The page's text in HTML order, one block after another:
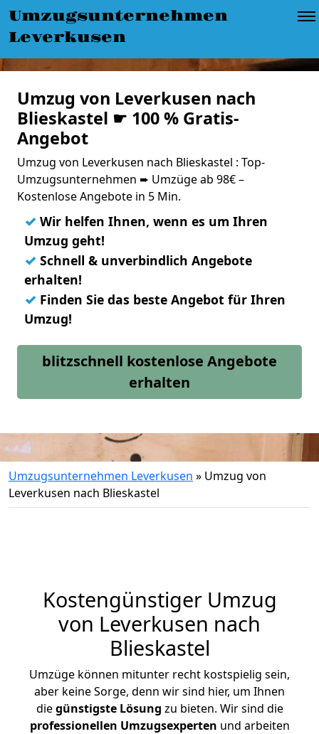
Umzugsunternehmen
Leverkusen
Umzug von Leverkusen nach
Blieskastel ☛ 100 % Gratis-
Angebot
Umzug von Leverkusen nach Blieskastel : Top-
Umzugsunternehmen ➨ Umzüge ab 98€ –
Kostenlose Angebote in 5 Min.
✓ Wir helfen Ihnen, wenn es um Ihren
Umzug geht!
✓ Schnell & unverbindlich Angebote
erhalten!
✓ Finden Sie das beste Angebot für Ihren
Umzug!
blitzschnell kostenlose Angebote
erhalten
Umzugsunternehmen Leverkusen » Umzug von
Leverkusen nach Blieskastel
Kostengünstiger Umzug
von Leverkusen nach
Blieskastel
Umzüge können mitunter recht kostspielig sein,
aber keine Sorge, denn wir sind hier, um Ihnen
diegünstigste Lösung zu bieten. Wir sind die
professionellen Umzugsexperten und arbeiten